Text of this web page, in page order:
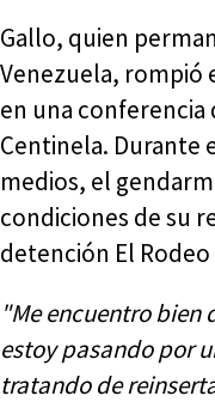
Gallo, quien
Venezuela, rompió
en una conferencia
Centinela. Durante
medios, el
condiciones de su
detención El Rodeo
"Me encuentro bien
estoy pasando por
tratando de